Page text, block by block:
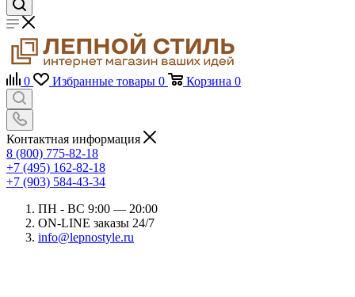
0 Избранные товары 0 Корзина 0
Контактная информация
8 (800) 775-82-18
+7 (495) 162-82-18
+7 (903) 584-43-34
ПН - ВС 9:00 — 20:00
ON-LINE заказы 24/7
info@lepnostyle.ru